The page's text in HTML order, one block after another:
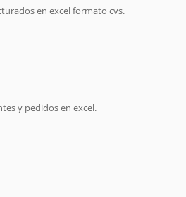
en excel formato cvs.
y pedidos en excel.